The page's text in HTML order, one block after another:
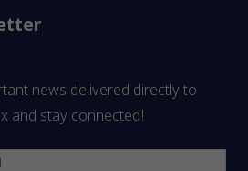
news delivered directly to
and stay connected!